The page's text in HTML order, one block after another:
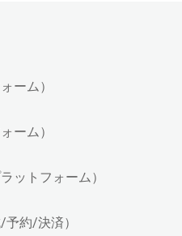
ーム）
ーム）
ットフォーム）
約/決済）